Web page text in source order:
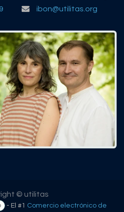
ibon@utilitas.org
© utilitas
- El #1 Comercio electrónico de